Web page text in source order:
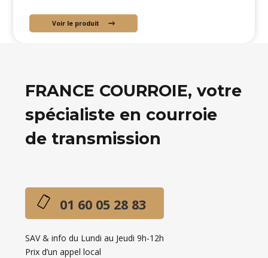
Voir le produit
FRANCE COURROIE, votre
spécialiste en courroie
de transmission
01 60 05 28 83
SAV & info du Lundi au Jeudi 9h-12h
Prix d’un appel local